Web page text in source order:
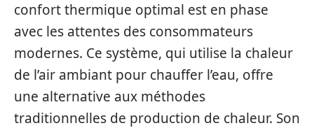
confort thermique optimal est en phase
avec les attentes des consommateurs
modernes. Ce système, qui utilise la chaleur
de l’air ambiant pour chauffer l’eau, offre
une alternative aux méthodes
traditionnelles de production de chaleur. Son